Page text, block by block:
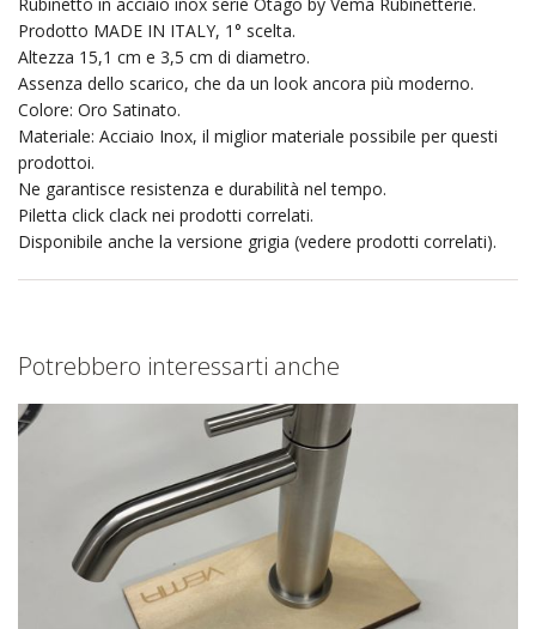
Rubinetto in acciaio inox serie Otago by Vema Rubinetterie.
Prodotto MADE IN ITALY, 1° scelta.
Altezza 15,1 cm e 3,5 cm di diametro.
Assenza dello scarico, che da un look ancora più moderno.
Colore: Oro Satinato.
Materiale: Acciaio Inox, il miglior materiale possibile per questi
prodottoi.
Ne garantisce resistenza e durabilità nel tempo.
Piletta click clack nei prodotti correlati.
Disponibile anche la versione grigia (vedere prodotti correlati).
Potrebbero interessarti anche